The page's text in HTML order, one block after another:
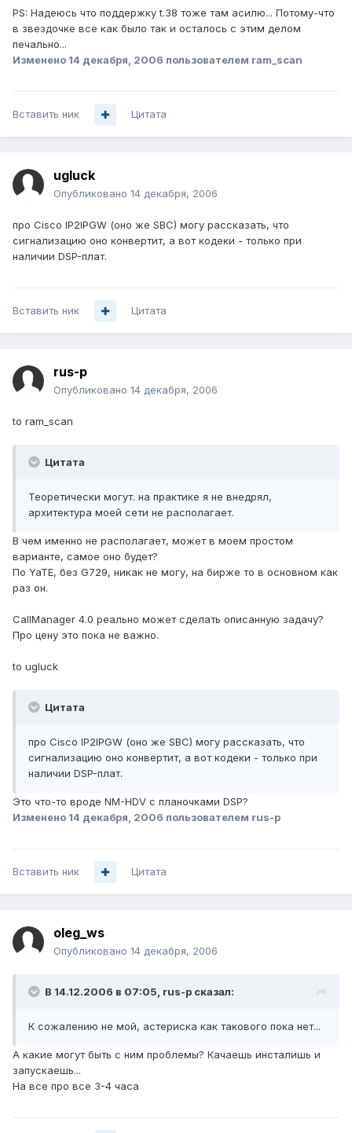
PS: Надеюсь что поддержку t.38 тоже там асилю... Потому-что
в звездочке все как было так и осталось с этим делом
печально...
Изменено 14 декабря, 2006 пользователем ram_scan
Вставить ник Цитата
ugluck
Опубликовано 14 декабря, 2006
про Cisco IP2IPGW (оно же SBC) могу рассказать, что
сигнализацию оно конвертит, а вот кодеки - только при
наличии DSP-плат.
Вставить ник Цитата
rus-p
Опубликовано 14 декабря, 2006
to ram_scan
Цитата
Теоретически могут. на практике я не внедрял,
архитектура моей сети не располагает.
В чем именно не располагает, может в моем простом
варианте, самое оно будет?
По YaTE, без G729, никак не могу, на бирже то в основном как
раз он.
CallManager 4.0 реально может сделать описанную задачу?
Про цену это пока не важно.
to ugluck
Цитата
про Cisco IP2IPGW (оно же SBC) могу рассказать, что
сигнализацию оно конвертит, а вот кодеки - только при
наличии DSP-плат.
Это что-то вроде NM-HDV с планочками DSP?
Изменено 14 декабря, 2006 пользователем rus-p
Вставить ник Цитата
oleg_ws
Опубликовано 14 декабря, 2006
В 14.12.2006 в 07:05, rus-p сказал:
К сожалению не мой, астериска как такового пока нет...
А какие могут быть с ним проблемы? Качаешь инсталишь и
запускаешь...
На все про все 3-4 часа